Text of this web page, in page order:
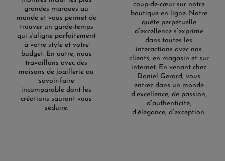
grandes marques au
monde et vous permet de
trouver un garde-temps
qui s'aligne parfaitement
à votre style et votre
budget. En outre, nous
travaillons avec des
maisons de joaillerie au
savoir-faire
incomparable dont les
créations sauront vous
séduire.
coup-de-cœur sur notre
boutique en ligne. Notre
quête perpétuelle
d’excellence s’exprime
dans toutes les
interactions avec nos
clients, en magasin et sur
internet. En venant chez
Daniel Gerard, vous
entrez dans un monde
d’excellence, de passion,
d’authenticité,
d’élégance, d’exception.